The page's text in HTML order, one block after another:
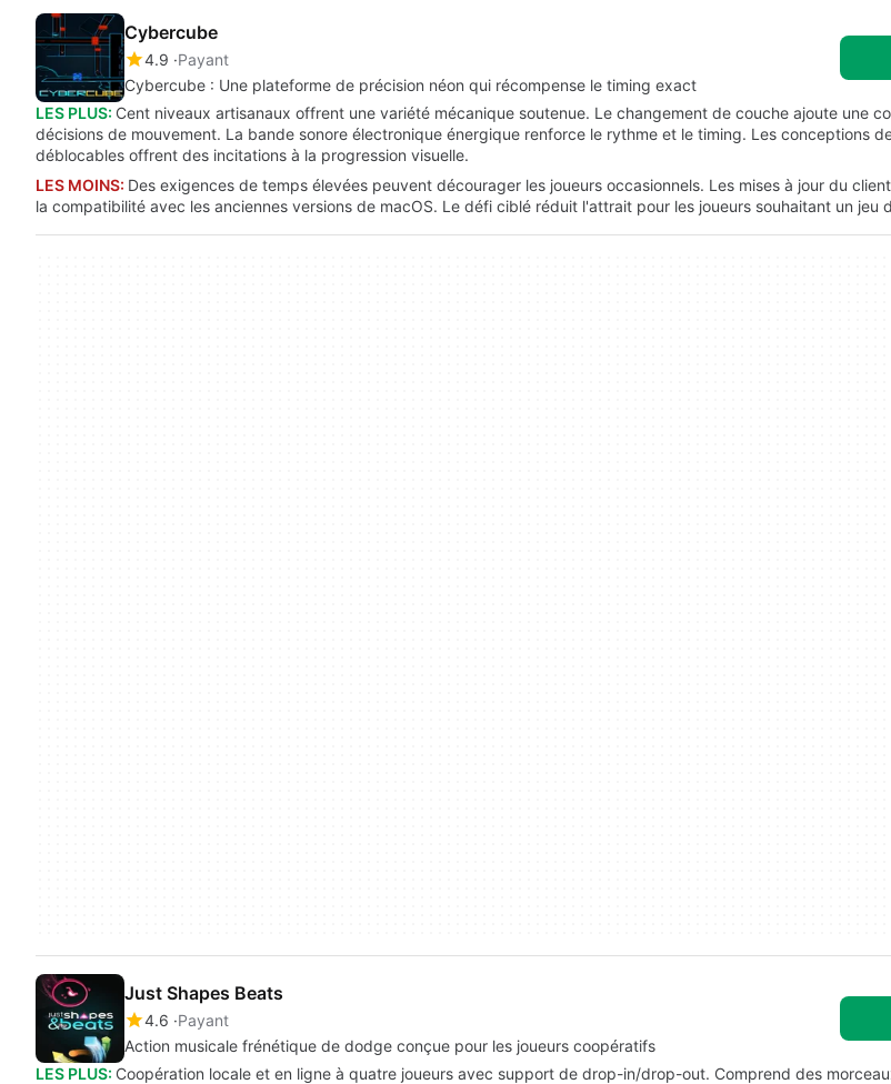
Cybercube
4.9 Payant
Cybercube : Une plateforme de précision néon qui récompense le timing exact
LES PLUS: Cent niveaux artisanaux offrent une variété mécanique soutenue. Le changement de couche ajoute une
décisions de mouvement. La bande sonore électronique énergique renforce le rythme et le timing. Les conceptions
déblocables offrent des incitations à la progression visuelle.
LES MOINS: Des exigences de temps élevées peuvent décourager les joueurs occasionnels. Les mises à jour du
la compatibilité avec les anciennes versions de macOS. Le défi ciblé réduit l'attrait pour les joueurs souhaitant un jeu
Just Shapes Beats
4.6 Payant
Action musicale frénétique de dodge conçue pour les joueurs coopératifs
LES PLUS: Coopération locale et en ligne à quatre joueurs avec support de drop-in/drop-out. Comprend des